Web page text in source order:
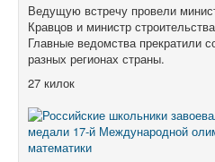
Ведущую встречу провели
Кравцов и министр
Главные ведомства прекратили
разных регионах страны.
27 килок